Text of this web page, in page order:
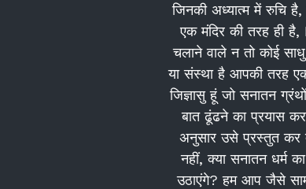
जिनकी अध्यात्म में रुचि
एक मंदिर की तरह ही
चलाने वाले न तो कोई
या संस्था है आपकी तरह
जिज्ञासु हूं जो सनातन
बात ढूंढने का प्रयास
अनुसार उसे प्रस्तुत कर
नहीं, क्या सनातन धर्म
उठाएंगे? हम आप जैसे